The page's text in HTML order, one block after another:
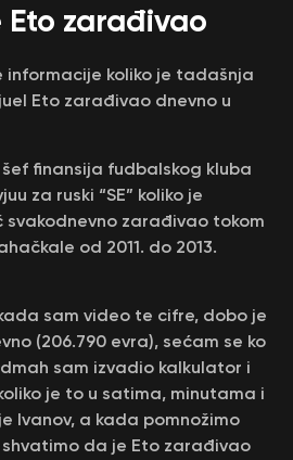
Eto zarađivao
informacije koliko je tadašnja
Eto zarađivao dnevno u
finansija fudbalskog kluba
za ruski “SE” koliko je
svakodnevno zarađivao tokom
od 2011. do 2013.
sam video te cifre, dobo je
(206.790 evra), sećam se ko
sam izvadio kalkulator i
je to u satima, minutama i
Ivanov, a kada pomnožimo
da je Eto zarađivao